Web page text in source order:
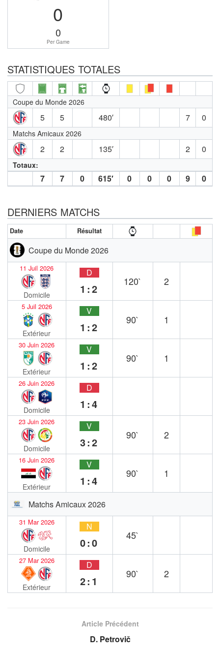
0
0
Per Game
STATISTIQUES TOTALES
Coupe du Monde 2026
5 5 480′ 7 0
Matchs Amicaux 2026
2 2 135′ 2 0
Totaux:
7 7 0 615′ 0 0 0 9 0
DERNIERS MATCHS
Date Résultat
Coupe du Monde 2026
11 Juil 2026
Domicile
D
1:2
120` 2
5 Juil 2026
Extérieur
V
1:2
90` 1
30 Juin 2026
Extérieur
V
1:2
90` 1
26 Juin 2026
Domicile
D
1:4
23 Juin 2026
Domicile
V
3:2
90` 2
16 Juin 2026
Extérieur
V
1:4
90` 1
Matchs Amicaux 2026
31 Mar 2026
Domicile
N
0:0
45`
27 Mar 2026
Extérieur
D
2:1
90` 2
Article Précédent
D. Petrovič